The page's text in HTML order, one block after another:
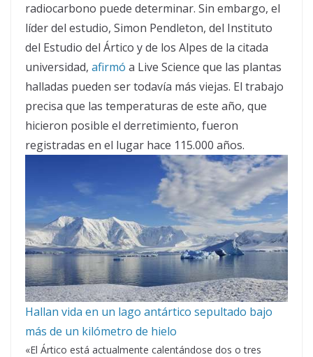
radiocarbono puede determinar. Sin embargo, el
líder del estudio, Simon Pendleton, del Instituto
del Estudio del Ártico y de los Alpes de la citada
universidad, afirmó a Live Science que las plantas
halladas pueden ser todavía más viejas. El trabajo
precisa que las temperaturas de este año, que
hicieron posible el derretimiento, fueron
registradas en el lugar hace 115.000 años.
Hallan vida en un lago antártico sepultado bajo
más de un kilómetro de hielo
«El Ártico está actualmente calentándose dos o tres